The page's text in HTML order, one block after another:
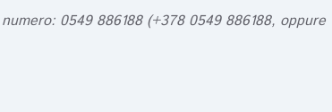
0549 886188 (+378 0549 886188, oppure